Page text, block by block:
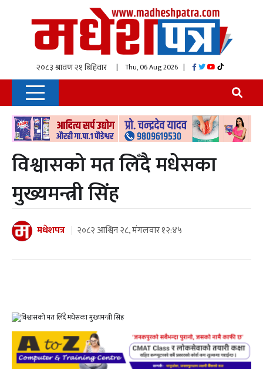
| Thu, 06 Aug 2026 |
विश्वासको मत लिँदै मधेसका
मुख्यमन्त्री सिंह
मधेशपत्र २०८२ आश्विन २८, मंगलवार १२:४५